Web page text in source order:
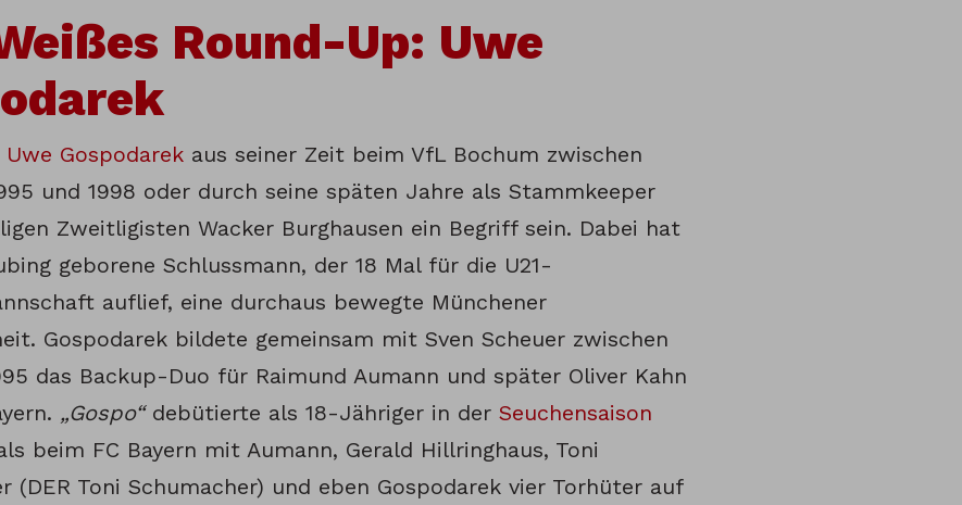
Round-Up: Uwe
Uwe Gospodarek aus seiner Zeit beim VfL Bochum zwischen
und 1998 oder durch seine späten Jahre als Stammkeeper
Zweitligisten Wacker Burghausen ein Begriff sein. Dabei hat
geborene Schlussmann, der 18 Mal für die U21-
auflief, eine durchaus bewegte Münchener
Gospodarek bildete gemeinsam mit Sven Scheuer zwischen
das Backup-Duo für Raimund Aumann und später Oliver Kahn
„Gospo“debütierte als 18-Jähriger in der Seuchensaison
beim FC Bayern mit Aumann, Gerald Hillringhaus, Toni
(DER Toni Schumacher) und eben Gospodarek vier Torhüter auf